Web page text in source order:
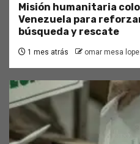
Misión humanitaria
Venezuela para
búsqueda y rescate
1 mes atrás omar mesa